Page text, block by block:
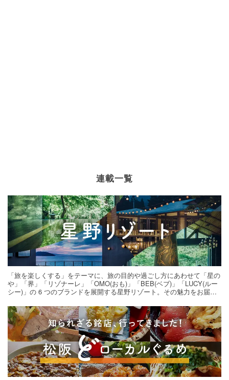
連載一覧
「旅を楽しくする」をテーマに、旅の目的や過ごし方にあわせて「星の
や」「界」「リゾナーレ」「OMO(おも)」「BEB(ベブ)」「LUCY(ルー
シー)」の 6 つのブランドを展開する星野リゾート。その魅力をお届け